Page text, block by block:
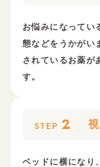
お悩みになってい
態などをうかがい
されているお薬が
す。
STEP 2
ベッドに横になり